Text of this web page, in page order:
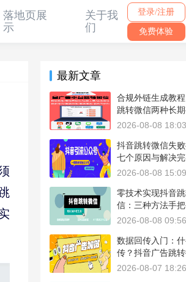
落地页展
示
关于我
们
登录/注册
免费体验
最新文章
合规外链生成教
跳转微信两种长期
法附代码
2026-08-08
抖音跳转微信失败
七个原因与解决完
手详细教程
2026-08-08
零技术实现抖音
信：三种方法手把
实操教程详解
2026-08-08
数据回传入门：
传？抖音广告跳转
整实现方法
2026-08-07